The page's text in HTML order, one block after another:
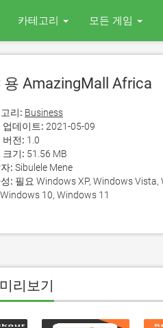
카테고리 모든 게임
용 AmazingMall Africa
리: Business
업데이트: 2021-05-09
버전: 1.0
크기: 51.56 MB
: Sibulele Mene
: 필요 Windows XP, Windows
10, Windows 11
리보기